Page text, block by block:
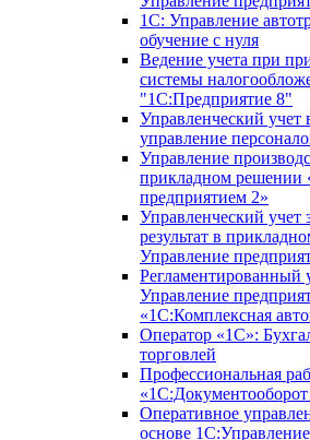
1С: Управление
обучение с нуля
Ведение учета при
системы
"1С:Предприятие 8"
Управленческий учет
управление
Управление
прикладном решении
предприятием 2»
Управленческий учет
результат в
Управление
Регламентированный
Управление
«1С:Комплексная
Оператор «1С»:
торговлей
Профессиональная
Оперативное
основе